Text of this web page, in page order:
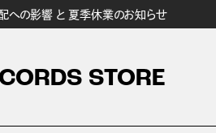
への影響 と 夏季休業のお知らせ
STORE